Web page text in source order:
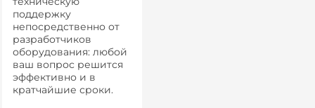
поддержку
непосредственно от
разработчиков
оборудования: любой
ваш вопрос решится
эффективно и в
кратчайшие сроки.